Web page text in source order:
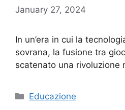
January 27, 2024
In un’era in cui la
sovrana, la fusione tra
scatenato una rivoluzione
Categories
Educazione